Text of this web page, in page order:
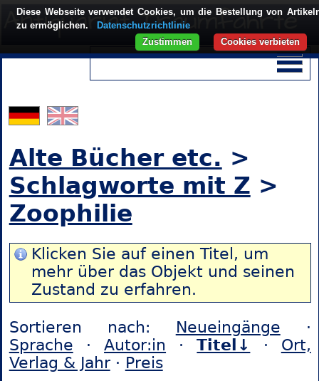
Alte Bücher etc. >
Schlagworte mit Z >
Zoophilie
Klicken Sie auf einen Titel, um
mehr über das Objekt und seinen
Zustand zu erfahren.
Sortieren nach: Neueingänge ·
Sprache ·Autor:in ·Titel↓ · Ort,
Verlag & Jahr· Preis
Diese Webseite verwendet Cookies, um die Bestellung von
zu ermöglichen.
Datenschutzrichtlinie
Cookies verbieten
Zustimmen